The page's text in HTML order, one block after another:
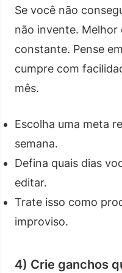
Se você não
não invente. Melhor
constante. Pense
cumpre com
mês.
Escolha uma meta
semana.
Defina quais dias
editar.
Trate isso como
improviso.
4) Crie ganchos